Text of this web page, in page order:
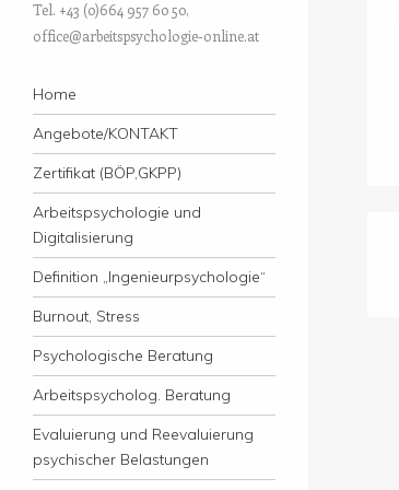
Tel. +43 (0)664 957 60 50,
office@arbeitspsychologie-online.at
Menü
Zum Inhalt springen
Home
Angebote/KONTAKT
Zertifikat (BÖP,GKPP)
Arbeitspsychologie und
Digitalisierung
Definition „Ingenieurpsychologie“
Burnout, Stress
Psychologische Beratung
Arbeitspsycholog. Beratung
Evaluierung und Reevaluierung
psychischer Belastungen